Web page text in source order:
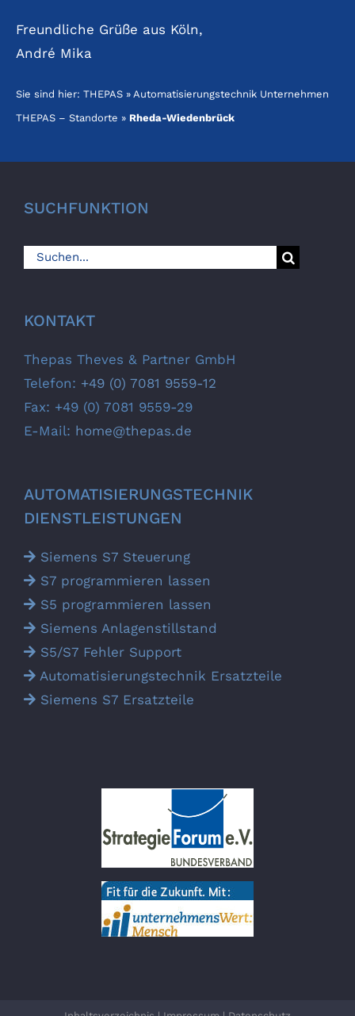
Freundliche Grüße aus Köln,
André Mika
Sie sind hier: THEPAS » Automatisierungstechnik Unternehmen
THEPAS – Standorte » Rheda-Wiedenbrück
SUCHFUNKTION
Suche
KONTAKT
Thepas Theves & Partner GmbH
Telefon: +49 (0) 7081 9559-12
Fax: +49 (0) 7081 9559-29
E-Mail: home@thepas.de
AUTOMATISIERUNGS­TECHNIK
DIENSTLEISTUNGEN
Siemens S7 Steuerung
S7 programmieren lassen
S5 programmieren lassen
Siemens Anlagen­stillstand
S5/S7 Fehler Support
Automatisierungs­technik Ersatz­teile
Siemens S7 Ersatz­teile